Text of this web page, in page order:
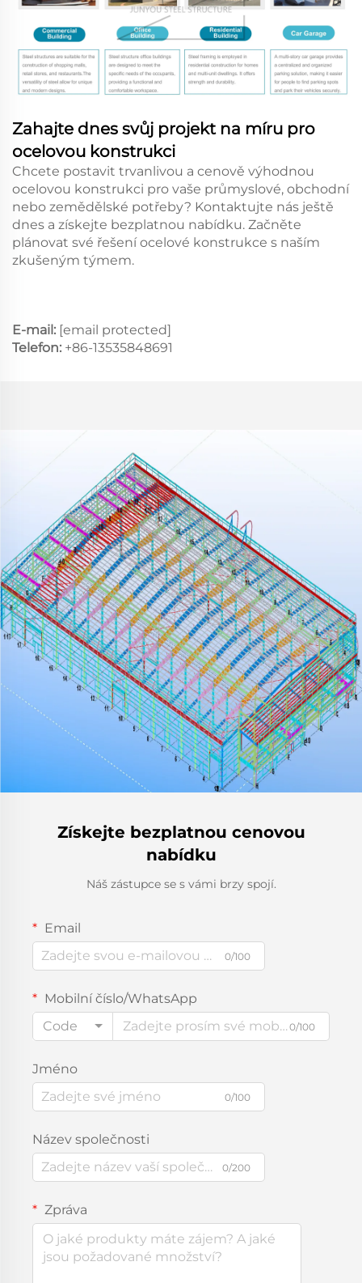
Zahajte dnes svůj projekt na míru pro
ocelovou konstrukci
Chcete postavit trvanlivou a cenově výhodnou
ocelovou konstrukci pro vaše průmyslové, obchodní
nebo zemědělské potřeby? Kontaktujte nás ještě
dnes a získejte bezplatnou nabídku. Začněte
plánovat své řešení ocelové konstrukce s naším
zkušeným týmem.
E-mail: [email protected]
Telefon: +86-13535848691
Získejte bezplatnou cenovou
nabídku
Náš zástupce se s vámi brzy spojí.
Email
0/100
Mobilní číslo/WhatsApp
Code
0/100
Jméno
0/100
Název společnosti
0/200
Zpráva